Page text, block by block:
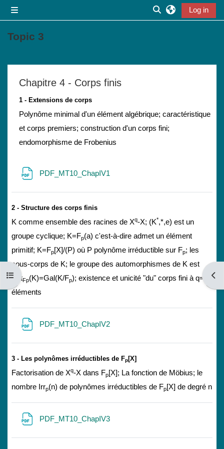
Toggle search
Log in
Open course index
Topic 3
Chapitre 4 - Corps finis
1 - Extensions de corps
Polynôme minimal d'un élément algébrique; caractéristique
et corps premiers; construction d'un corps fini;
endomorphisme de Frobenius
PDF_MT10_ChapIV1
2 - Structure des corps finis
K comme ensemble des racines de Xq-X; (K*,*,e) est un
groupe cyclique; K=Fp(a) c'est-à-dire admet un élément
primitif; K=Fp[X]/(P) où P polynôme irréductible sur Fp; les
sous-corps de K; le groupe des automorphismes de K est
AutFp(K)=Gal(K/Fp); existence et unicité "du" corps fini à q=p
éléments
PDF_MT10_ChapIV2
3 - Les polynômes irréductibles de Fp[X]
Factorisation de Xq-X dans Fp[X]; La fonction de Möbius; le
nombre Irrp(n) de polynômes irréductibles de Fp[X] de degré n
PDF_MT10_ChapIV3